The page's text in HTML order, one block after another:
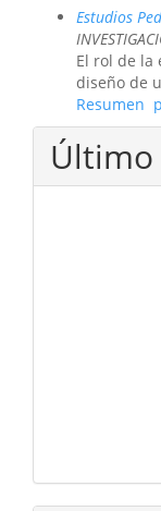
Estudios
El rol de la
diseño de
Resumen